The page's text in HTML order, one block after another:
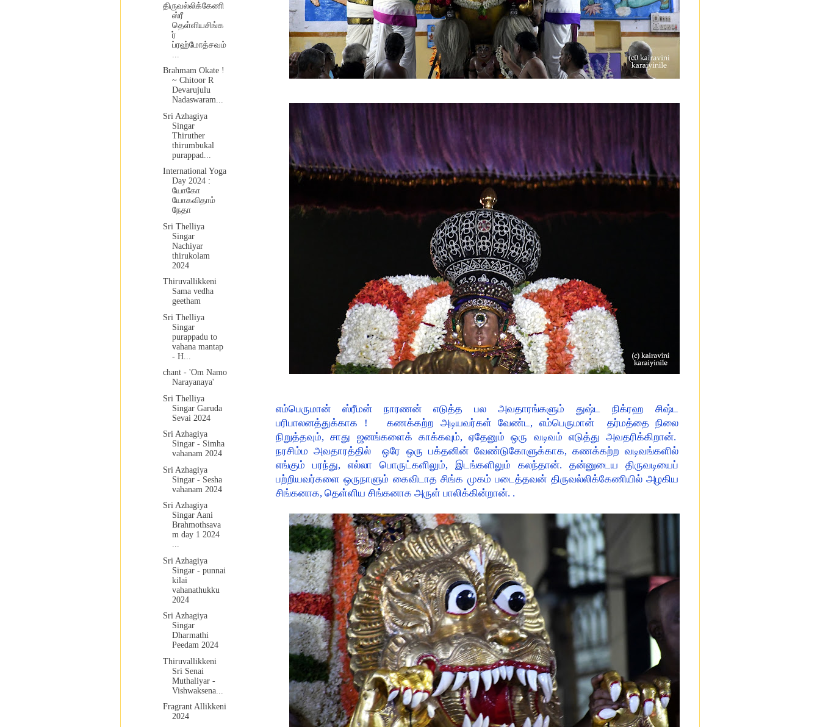
எம்பெருமான் ஸ்ரீமன் நாரணன் எடுத்த பல அவதாரங்களும் துஷ்ட நிக்ரஹ சிஷ்ட
பரிபாலனத்துக்காக ! கணக்கற்ற அடியவர்கள் வேண்ட, எம்பெருமான் தர்மத்தை நிலை
நிறுத்தவும், சாது ஜனங்களைக் காக்கவும், ஏதேனும் ஒரு வடிவம் எடுத்து அவதரிக்கிறான்.
நரசிம்ம அவதாரத்தில் ஒரே ஒரு பக்தனின் வேண்டுகோளுக்காக, கணக்கற்ற வடிவங்களில்
எங்கும் பரந்து, எல்லா பொருட்களிலும், இடங்களிலும் கலந்தான். தன்னுடைய திருவடியைப்
பற்றியவர்களை ஒருநாளும் கைவிடாத சிங்க முகம் படைத்தவன் திருவல்லிக்கேணியில் அழகிய
சிங்கனாக, தெள்ளிய சிங்கனாக அருள் பாலிக்கின்றான். .
திருவல்லிக்கேணி
ஸ்ரீ
தெள்ளியசிங்க
ர்
ப்ரஹ்மோத்சவம்
Brahmam Okate !
~ Chitoor R
Devarujulu
Nadaswaram...
Sri Azhagiya
Singar
Thiruther
thirumbukal
purappad...
International Yoga
Day 2024 :
யோகோ
யோகவிதாம்
நேதா
Sri Thelliya
Singar
Nachiyar
thirukolam
2024
Thiruvallikkeni
Sama vedha
geetham
Sri Thelliya
Singar
purappadu to
vahana mantap
- H...
chant - 'Om Namo
Narayanaya'
Sri Thelliya
Singar Garuda
Sevai 2024
Sri Azhagiya
Singar - Simha
vahanam 2024
Sri Azhagiya
Singar - Sesha
vahanam 2024
Sri Azhagiya
Singar Aani
Brahmothsava
m day 1 2024
...
Sri Azhagiya
Singar - punnai
kilai
vahanathukku
2024
Sri Azhagiya
Singar
Dharmathi
Peedam 2024
Thiruvallikkeni
Sri Senai
Muthaliyar -
Vishwaksena...
Fragrant Allikkeni
2024